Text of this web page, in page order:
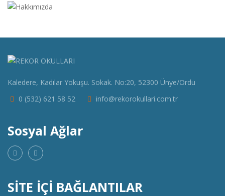
Kaledere, Kadılar Yokuşu. Sokak. No:20, 52300 Ünye/Ordu
0 (532) 621 58 52
info@rekorokullari.com.tr
Sosyal Ağlar
SİTE İÇİ BAĞLANTILAR